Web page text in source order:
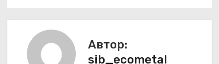
ц
Автор:
sib_ecometal